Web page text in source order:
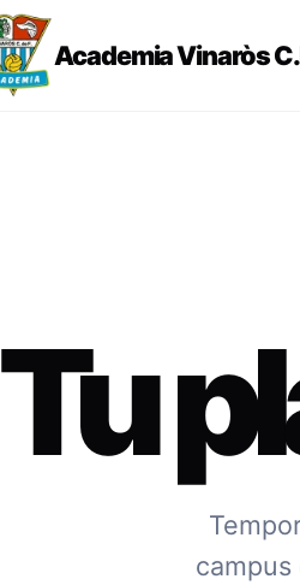
Academia Vinaròs
Tu